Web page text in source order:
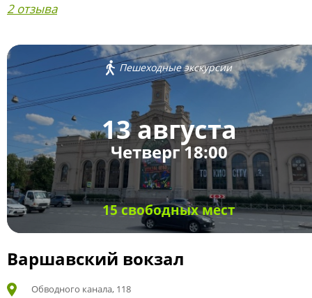
2 отзыва
Пешеходные экскурсии
13 августа
Четверг 18:00
15 свободных мест
Варшавский вокзал
Обводного канала, 118